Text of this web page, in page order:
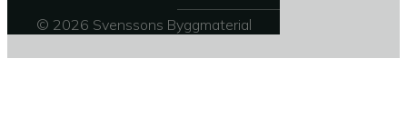
© 2026 Svenssons Byggmaterial